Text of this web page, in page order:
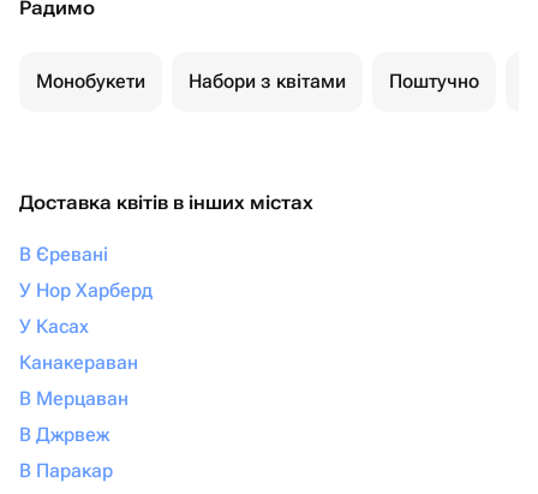
Радимо
Монобукети Набори з квітами Поштучно
Доставка квітів в інших містах
В Єревані
У Нор Харберд
У Касах
Канакераван
В Мерцаван
В Джрвеж
В Паракар